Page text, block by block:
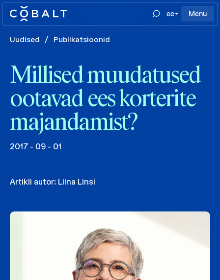
ee Menu
Uudised / Publikatsioonid
Millised muudatused
ootavad ees korterite
majandamist?
2017 - 09 - 01
Artikli autor: Liina Linsi